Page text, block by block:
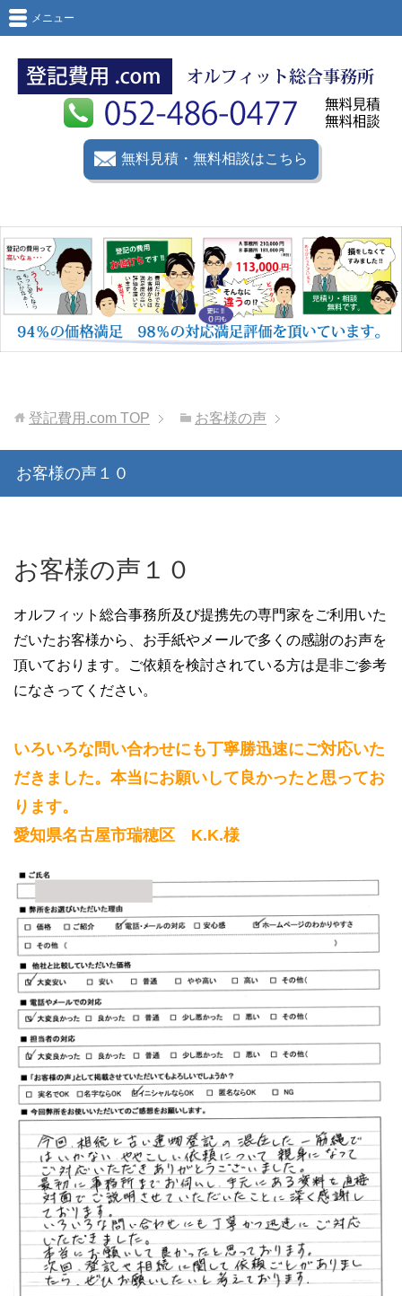
無料見積・無料相談はこちら
メニュー
登記費用.com TOP お客様の声
お客様の声１０
お客様の声１０
オルフィット総合事務所及び提携先の専門家をご利用いた
だいたお客様から、お手紙やメールで多くの感謝のお声を
頂いております。ご依頼を検討されている方は是非ご参考
になさってください。
いろいろな問い合わせにも丁寧勝迅速にご対応いた
だきました。本当にお願いして良かったと思ってお
ります。
愛知県名古屋市瑞穂区 K.K.様